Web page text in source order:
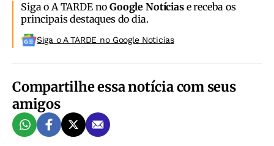
Siga o A TARDE noGoogle Notíciase receba os
principais destaques do dia.
Siga o A TARDE no Google Noticias
Compartilhe essa notícia com seus
amigos